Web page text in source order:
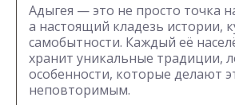
Адыгея — это не просто точка
а настоящий кладезь истории,
самобытности. Каждый её
хранит уникальные традиции,
особенности, которые делают
неповторимым.